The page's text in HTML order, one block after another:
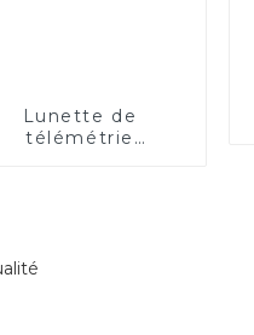
Lunette de
télémétrie